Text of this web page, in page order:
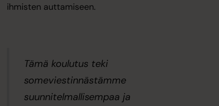
ihmisten auttamiseen.
Tämä koulutus teki
someviestinnästämme
suunnitelmallisempaa ja